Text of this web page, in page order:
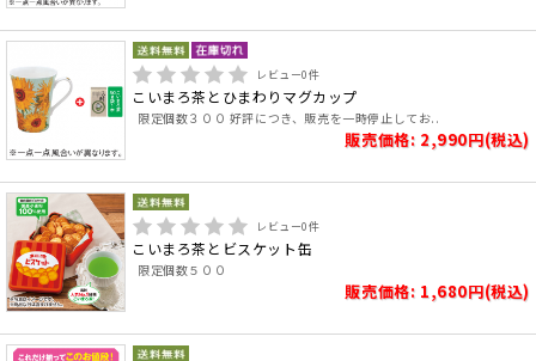
レビュー0件
こいまろ茶とひまわりマグカップ
限定個数３００ 好評につき、販売を一時停止してお..
販売価格: 2,990円(税込)
レビュー0件
こいまろ茶とビスケット缶
限定個数５００
販売価格: 1,680円(税込)